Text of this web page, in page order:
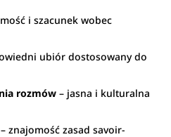
i szacunek wobec
ubiór dostosowany do
rozmów – jasna i kulturalna
– znajomość zasad savoir-